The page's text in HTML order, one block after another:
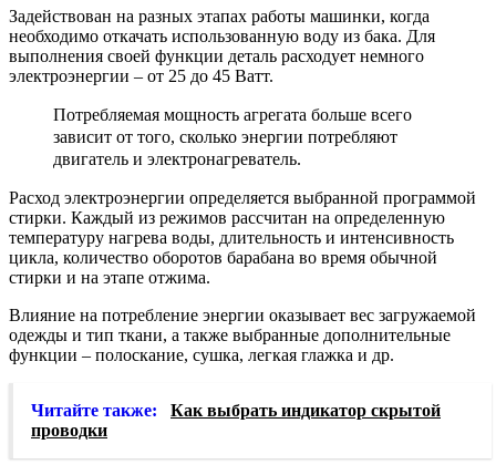
Задействован на разных этапах работы машинки, когда
необходимо откачать использованную воду из бака. Для
выполнения своей функции деталь расходует немного
электроэнергии – от 25 до 45 Ватт.
Потребляемая мощность агрегата больше всего
зависит от того, сколько энергии потребляют
двигатель и электронагреватель.
Расход электроэнергии определяется выбранной программой
стирки. Каждый из режимов рассчитан на определенную
температуру нагрева воды, длительность и интенсивность
цикла, количество оборотов барабана во время обычной
стирки и на этапе отжима.
Влияние на потребление энергии оказывает вес загружаемой
одежды и тип ткани, а также выбранные дополнительные
функции – полоскание, сушка, легкая глажка и др.
Читайте также:
Как выбрать индикатор скрытой
проводки